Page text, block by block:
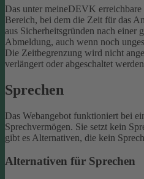
Das unter meineDEVK
Bereich, bei dem die Zeit für das
aus Sicherheitsgründen nach einer
Abmeldung, auch wenn noch
Die Zeitbegrenzung wird nicht
verlängert oder abgeschaltet
Sprechen
Das Webangebot funktioniert bei
Sprechvermögen. Sie setzt kein
gibt es Alternativen, die kein
Alternativen für Sprechen